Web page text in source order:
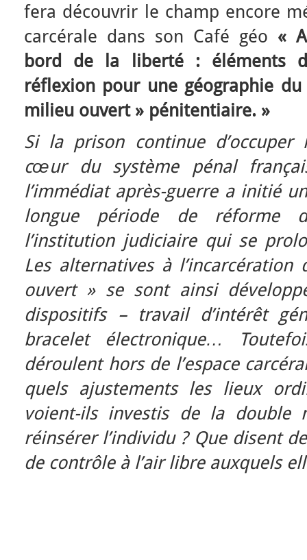
fera découvrir le champ encore
carcérale dans son Café géo «
bord de la liberté : éléments
réflexion pour une géographie du
milieu ouvert » pénitentiaire. »
Si la prison continue d’occuper
cœur du système pénal
l’immédiat après-guerre a initié
longue période de réforme
l’institution judiciaire qui se
Les alternatives à
ouvert » se sont ainsi
dispositifs – travail d’intérêt
bracelet électronique…
déroulent hors de l’espace
quels ajustements les lieux
voient-ils investis de la double
réinsérer l’individu ? Que disent
de contrôle à l’air libre auxquels